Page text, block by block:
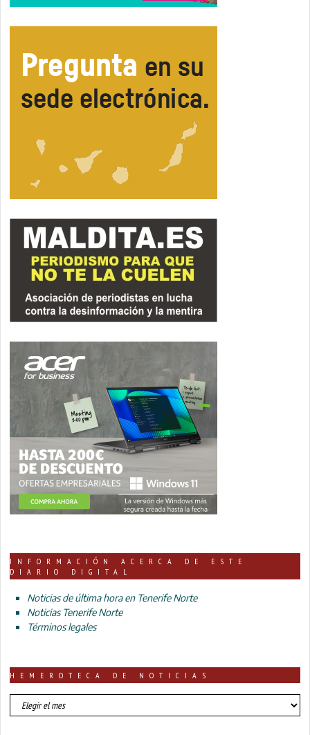
INFORMACIÓN ACERCA DE ESTE
DIARIO DIGITAL
Noticias de última hora en Tenerife Norte
Noticias Tenerife Norte
Términos legales
HEMEROTECA DE NOTICIAS
HEMEROTECA
DE